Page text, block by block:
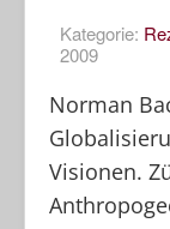
Kategorie:
2009
Norman
Visionen.